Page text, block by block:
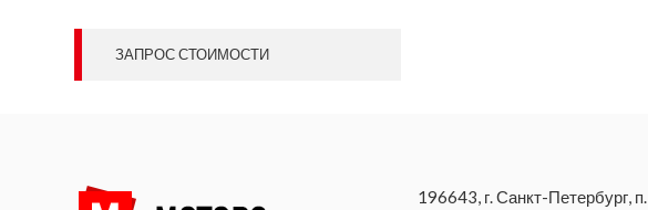
ЗАПРОС СТОИМОСТИ
196643, г. Санкт-Петербург, п.